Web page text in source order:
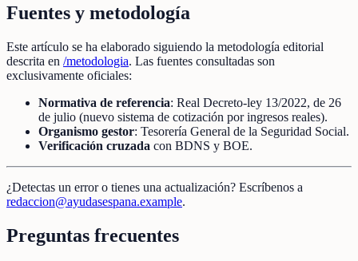
Fuentes y metodología
Este artículo se ha elaborado siguiendo la metodología editorial
descrita en /metodologia. Las fuentes consultadas son
exclusivamente oficiales:
Normativa de referencia: Real Decreto-ley 13/2022, de 26
de julio (nuevo sistema de cotización por ingresos reales).
Organismo gestor: Tesorería General de la Seguridad Social.
Verificación cruzada con BDNS y BOE.
¿Detectas un error o tienes una actualización? Escríbenos a
redaccion@ayudasespana.example.
Preguntas frecuentes